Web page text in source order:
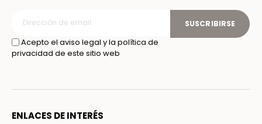
Acepto el aviso legal y la política de
privacidad de este sitio web
SUSCRIBIRSE
ENLACES DE INTERÉS